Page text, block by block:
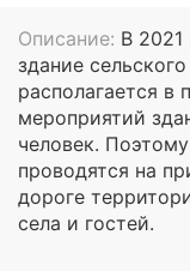
Описание: В 2021
здание
располагается в
мероприятий
человек.
проводятся на
дороге
села и гостей.